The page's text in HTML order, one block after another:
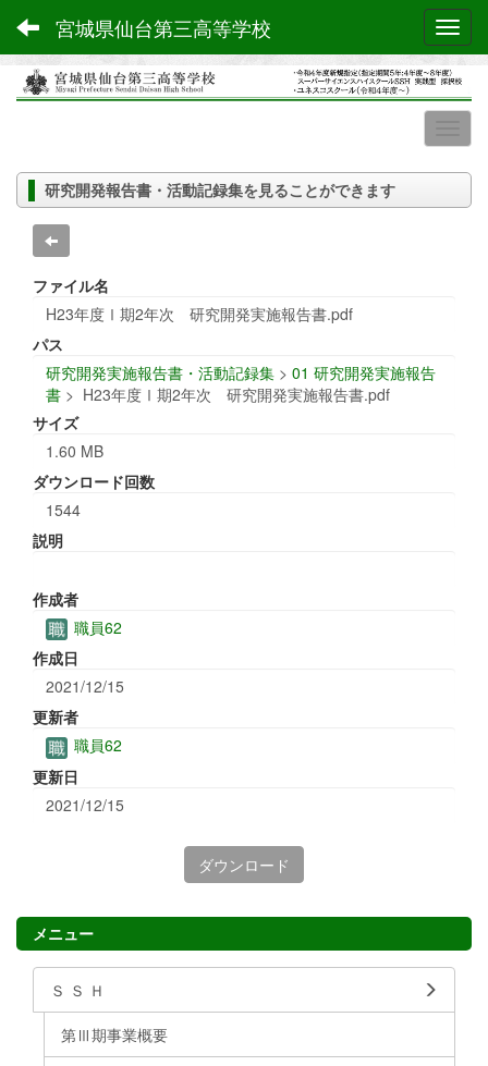
宮城県仙台第三高等学校
研究開発報告書・活動記録集を見ることができます
ファイル名
H23年度Ⅰ期2年次 研究開発実施報告書.pdf
パス
研究開発実施報告書・活動記録集 > 01 研究開発実施報告
書 > H23年度Ⅰ期2年次 研究開発実施報告書.pdf
サイズ
1.60 MB
ダウンロード回数
1544
説明
作成者
職員62
作成日
2021/12/15
更新者
職員62
更新日
2021/12/15
ダウンロード
メニュー
Ｓ Ｓ Ｈ
第Ⅲ期事業概要